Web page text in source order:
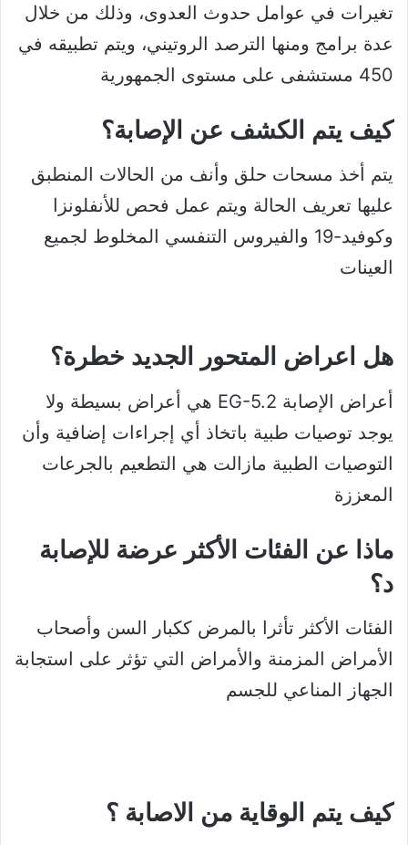
تغيرات في عوامل حدوث العدوى، وذلك من خلال
عدة برامج ومنها الترصد الروتيني، ويتم تطبيقه في
450 مستشفى على مستوى الجمهورية
كيف يتم الكشف عن الإصابة؟
يتم أخذ مسحات حلق وأنف من الحالات المنطبق
عليها تعريف الحالة ويتم عمل فحص للأنفلونزا
وكوفيد-19 والفيروس التنفسي المخلوط لجميع
العينات
هل اعراض المتحور الجديد خطرة؟
أعراض الإصابة EG-5.2 هي أعراض بسيطة ولا
يوجد توصيات طبية باتخاذ أي إجراءات إضافية وأن
التوصيات الطبية مازالت هي التطعيم بالجرعات
المعززة
ماذا عن الفئات الأكثر عرضة للإصابة
د؟
الفئات الأكثر تأثرا بالمرض ككبار السن وأصحاب
الأمراض المزمنة والأمراض التي تؤثر على استجابة
الجهاز المناعي للجسم
كيف يتم الوقاية من الاصابة ؟